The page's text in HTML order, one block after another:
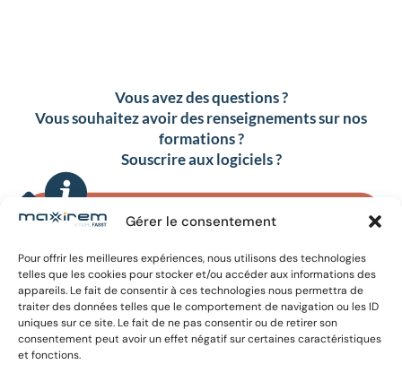
Gérer le consentement
Pour offrir les meilleures expériences, nous utilisons des technologies
telles que les cookies pour stocker et/ou accéder aux informations des
appareils. Le fait de consentir à ces technologies nous permettra de
traiter des données telles que le comportement de navigation ou les ID
uniques sur ce site. Le fait de ne pas consentir ou de retirer son
consentement peut avoir un effet négatif sur certaines caractéristiques
et fonctions.
Vous avez des questions ?
Vous souhaitez avoir des renseignements sur nos
formations ?
Souscrire aux logiciels ?
OU CONTACTEZ-NOUS ICI